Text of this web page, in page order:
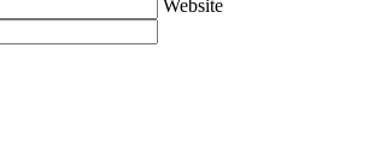
Website